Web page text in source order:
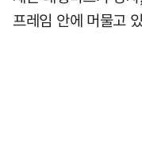
프레임 안에 머물고